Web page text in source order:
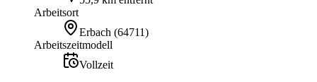
Arbeitsort
Erbach (64711)
Arbeitszeitmodell
Vollzeit